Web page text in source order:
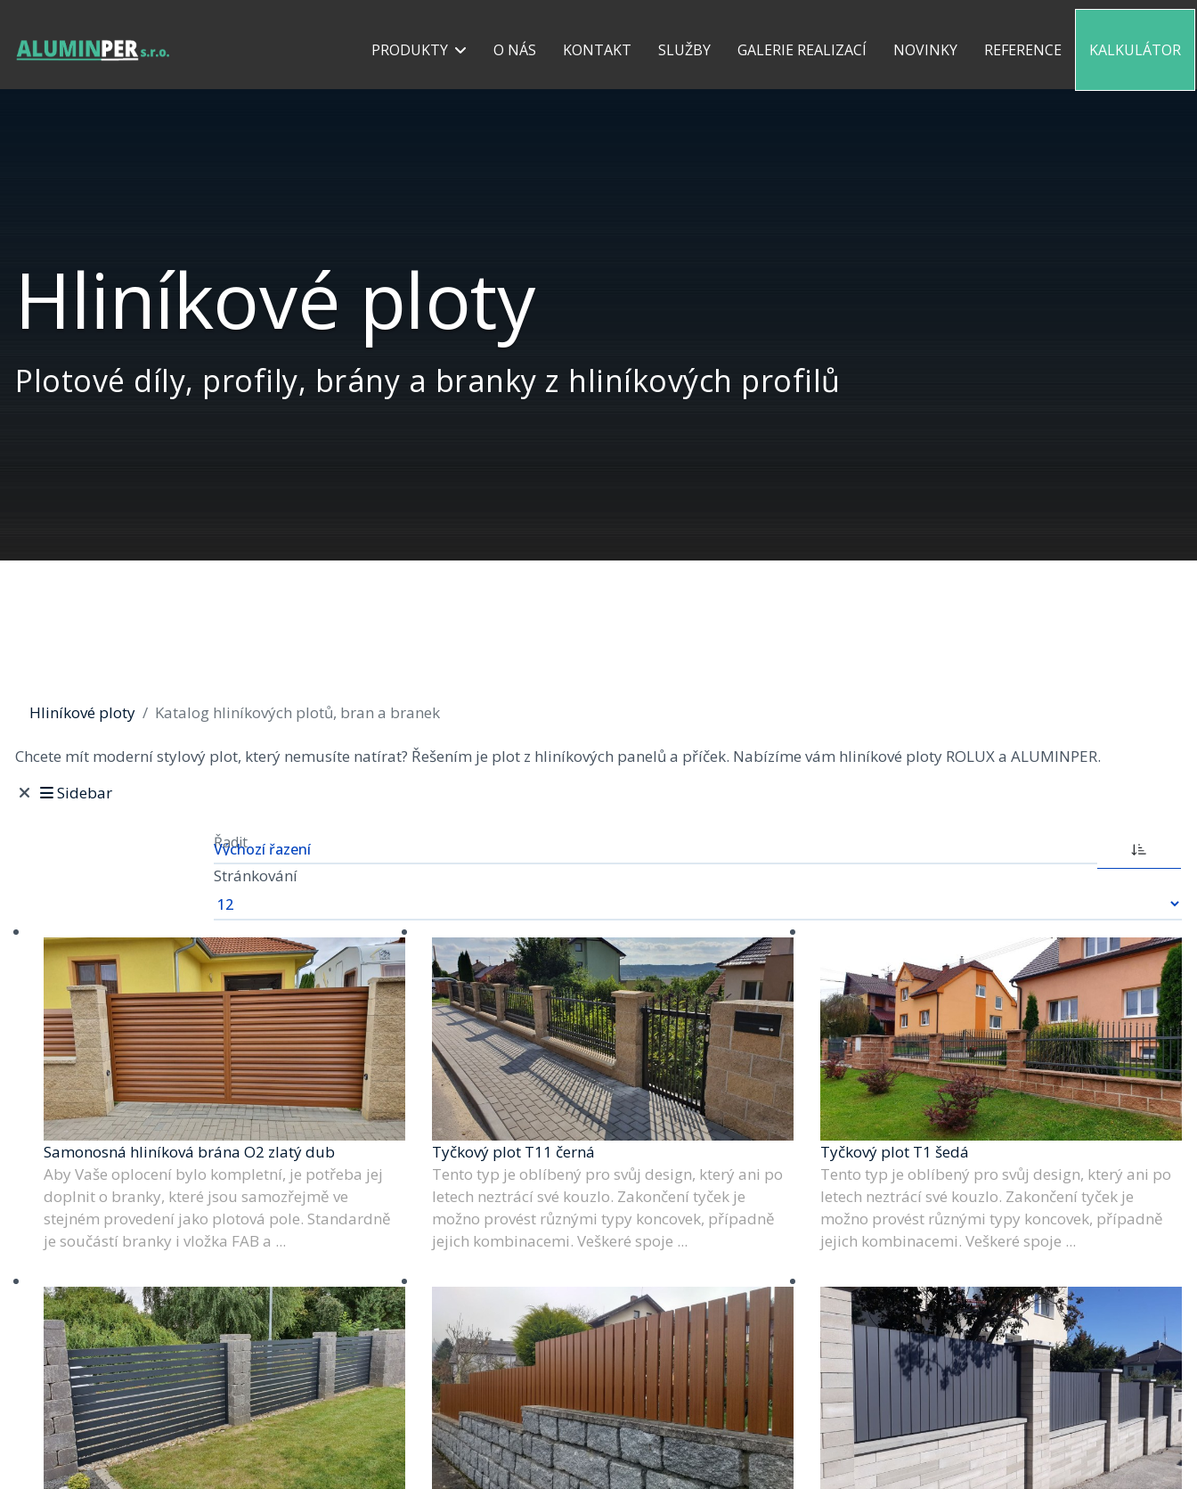
PRODUKTY O NÁS KONTAKT SLUŽBY GALERIE REALIZACÍ NOVINKY REFERENCE KALKULÁTOR
Hliníkové ploty
Plotové díly, profily, brány a branky z hliníkových profilů
Hliníkové ploty Katalog hliníkových plotů, bran a branek
Chcete mít moderní stylový plot, který nemusíte natírat? Řešením je plot z hliníkových panelů a příček. Nabízíme vám hliníkové ploty ROLUX a ALUMINPER.
Sidebar
Řadit
Stránkování
Samonosná hliníková brána O2 zlatý dub
Aby Vaše oplocení bylo kompletní, je potřeba jej
doplnit o branky, které jsou samozřejmě ve
stejném provedení jako plotová pole. Standardně
je součástí branky i vložka FAB a ...
Tyčkový plot T11 černá
Tento typ je oblíbený pro svůj design, který ani po
letech neztrácí své kouzlo. Zakončení tyček je
možno provést různými typy koncovek, případně
jejich kombinacemi. Veškeré spoje ...
Tyčkový plot T1 šedá
Tento typ je oblíbený pro svůj design, který ani po
letech neztrácí své kouzlo. Zakončení tyček je
možno provést různými typy koncovek, případně
jejich kombinacemi. Veškeré spoje ...